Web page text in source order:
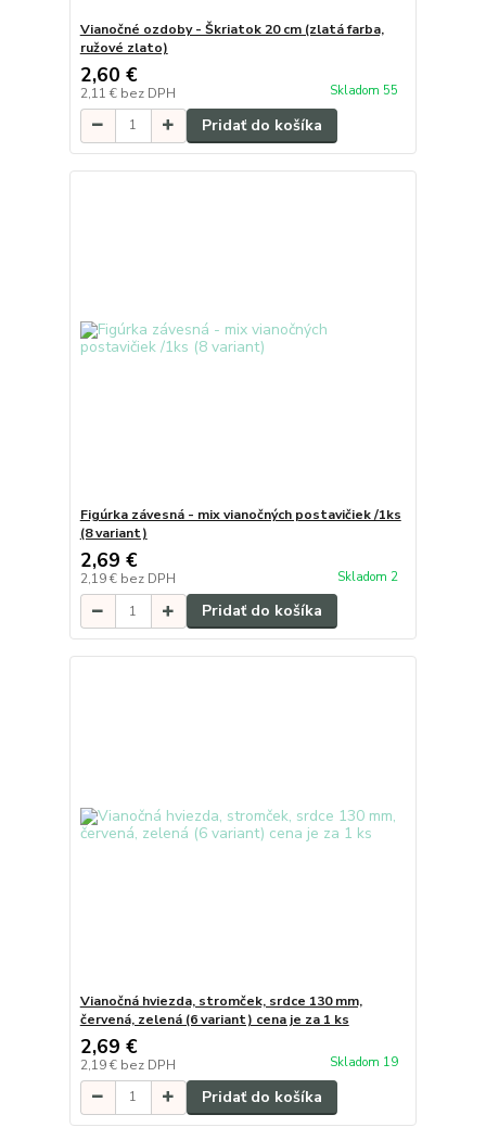
Vianočné ozdoby - Škriatok 20 cm (zlatá farba,
ružové zlato)
2,60 €
2,11 € bez DPH Skladom 55
Pridať do košíka
Figúrka závesná - mix vianočných postavičiek /1ks
(8 variant)
2,69 €
2,19 € bez DPH Skladom 2
Pridať do košíka
Vianočná hviezda, stromček, srdce 130 mm,
červená, zelená (6 variant) cena je za 1 ks
2,69 €
2,19 € bez DPH Skladom 19
Pridať do košíka